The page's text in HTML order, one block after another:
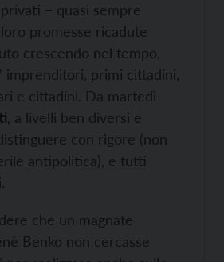
– quasi sempre
promesse ricadute
crescendo nel tempo,
imprenditori, primi cittadini,
e cittadini. Da martedì
, a livelli ben diversi e
con rigore (non
antipolitica), e tutti
che un magnate
Benko non cercasse